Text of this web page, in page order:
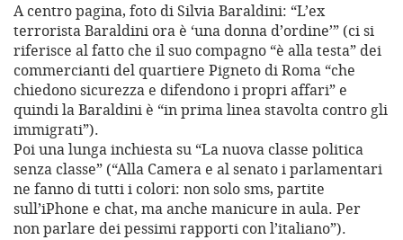
A centro pagina, foto di Silvia Baraldini: “L’ex
terrorista Baraldini ora è ‘una donna d’ordine’” (ci si
riferisce al fatto che il suo compagno “è alla testa” dei
commercianti del quartiere Pigneto di Roma “che
chiedono sicurezza e difendono i propri affari” e
quindi la Baraldini è “in prima linea stavolta contro gli
immigrati”).
Poi una lunga inchiesta su “La nuova classe politica
senza classe” (“Alla Camera e al senato i parlamentari
ne fanno di tutti i colori: non solo sms, partite
sull’iPhone e chat, ma anche manicure in aula. Per
non parlare dei pessimi rapporti con l’italiano”).